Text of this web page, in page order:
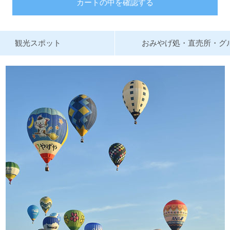
カートの中を確認する
観光スポット おみやげ処・直売所・グ